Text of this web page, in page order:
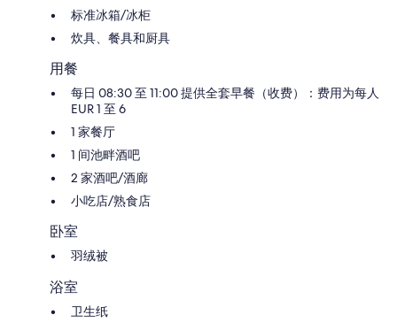
标准冰箱/冰柜
炊具、餐具和厨具
用餐
每日 08:30 至 11:00 提供全套早餐（收费）：费用为每人
EUR 1 至 6
1 家餐厅
1 间池畔酒吧
2 家酒吧/酒廊
小吃店/熟食店
卧室
羽绒被
浴室
卫生纸